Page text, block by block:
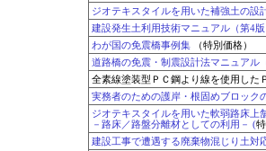
ジオテキスタイルを用いた補強土の設
建設発生土利用技術マニュアル（第4版
わが国の免震橋事例集 （特別価格）
道路橋の免震・制震設計法マニュアル
全素線塗装型ＰＣ鋼より線を使用した
実務者のための護岸・根固めブロック
ジオテキスタイルを用いた軟弱路床上
－路床／路盤分離材としての利用－ (
建設工事で遭遇する廃棄物混じり土対